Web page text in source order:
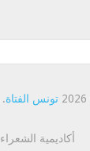
تونس الفتاة.
أكاديمية الشعراء